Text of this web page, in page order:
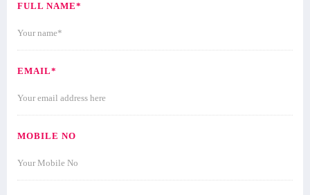
FULL NAME*
EMAIL*
MOBILE NO